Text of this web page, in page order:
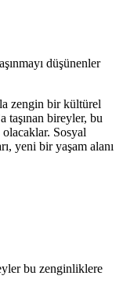
düşünenler
zengin bir kültürel
taşınan bireyler, bu
Sosyal
yeni bir yaşam alanı
bu zenginliklere